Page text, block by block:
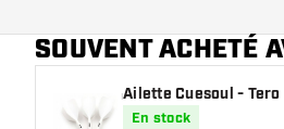
SOUVENT ACHETÉ
Ailette Cuesoul -
En stock